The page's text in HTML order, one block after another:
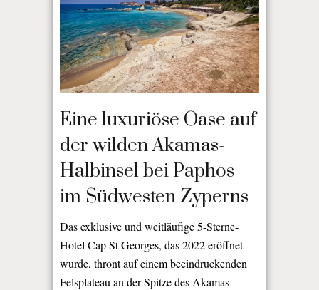
Eine luxuriöse Oase auf
der wilden Akamas-
Halbinsel bei Paphos
im Südwesten Zyperns
Das exklusive und weitläufige 5-Sterne-
Hotel Cap St Georges, das 2022 eröffnet
wurde, thront auf einem beeindruckenden
Felsplateau an der Spitze des Akamas-